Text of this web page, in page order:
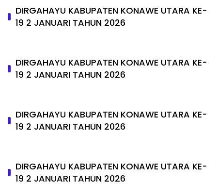
DIRGAHAYU KABUPATEN KONAWE UTARA KE-
19 2 JANUARI TAHUN 2026
DIRGAHAYU KABUPATEN KONAWE UTARA KE-
19 2 JANUARI TAHUN 2026
DIRGAHAYU KABUPATEN KONAWE UTARA KE-
19 2 JANUARI TAHUN 2026
DIRGAHAYU KABUPATEN KONAWE UTARA KE-
19 2 JANUARI TAHUN 2026